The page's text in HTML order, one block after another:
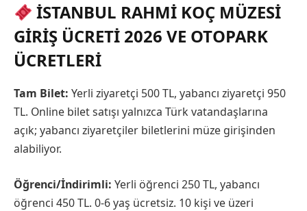
İSTANBUL RAHMI KOÇ MÜZESI
GIRIŞ ÜCRETI 2026 VE OTOPARK
ÜCRETLERI
Tam Bilet: Yerli ziyaretçi 500 TL, yabancı ziyaretçi 950
TL. Online bilet satışı yalnızca Türk vatandaşlarına
açık; yabancı ziyaretçiler biletlerini müze girişinden
alabiliyor.
Öğrenci/İndirimli: Yerli öğrenci 250 TL, yabancı
öğrenci 450 TL. 0-6 yaş ücretsiz. 10 kişi ve üzeri